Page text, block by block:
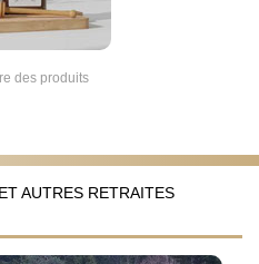
des produits
AUTRES RETRAITES